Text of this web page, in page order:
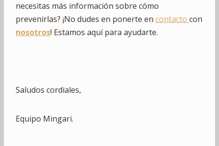
necesitas más información sobre cómo
prevenirlas? ¡No dudes en ponerte en contacto con
nosotros! Estamos aquí para ayudarte.
Saludos cordiales,
Equipo Mingari.